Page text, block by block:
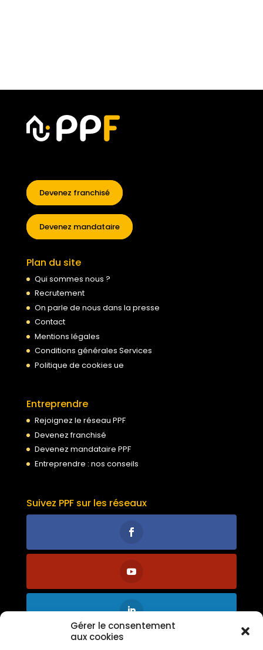
Gérer le consentement
aux cookies
Devenez franchisé
Devenez mandataire
Plan du site
Qui sommes nous ?
Recrutement
On parle de nous dans la presse
Contact
Mentions légales
Conditions générales Services
Politique de cookies ue
Entreprendre
Rejoignez le réseau PPF
Devenez franchisé
Devenez mandataire PPF
Entreprendre : nos conseils
Suivez PPF sur les réseaux